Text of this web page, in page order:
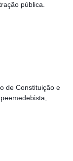
pública.
de Constituição e